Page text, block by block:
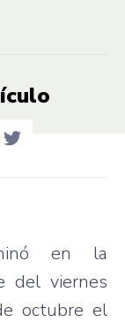
en la
del viernes
octubre el